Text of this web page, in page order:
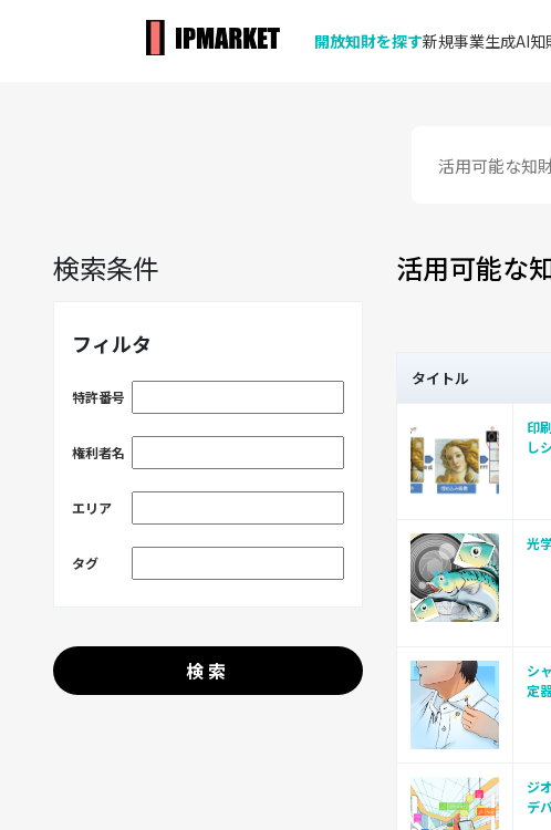
開放知財を探す新規事業生成AI知
検索条件
フィルタ
特許番号
権利者名
エリア
タグ
検索
活用可能な
タイトル
印
し
光
シ
定
ジ
デ